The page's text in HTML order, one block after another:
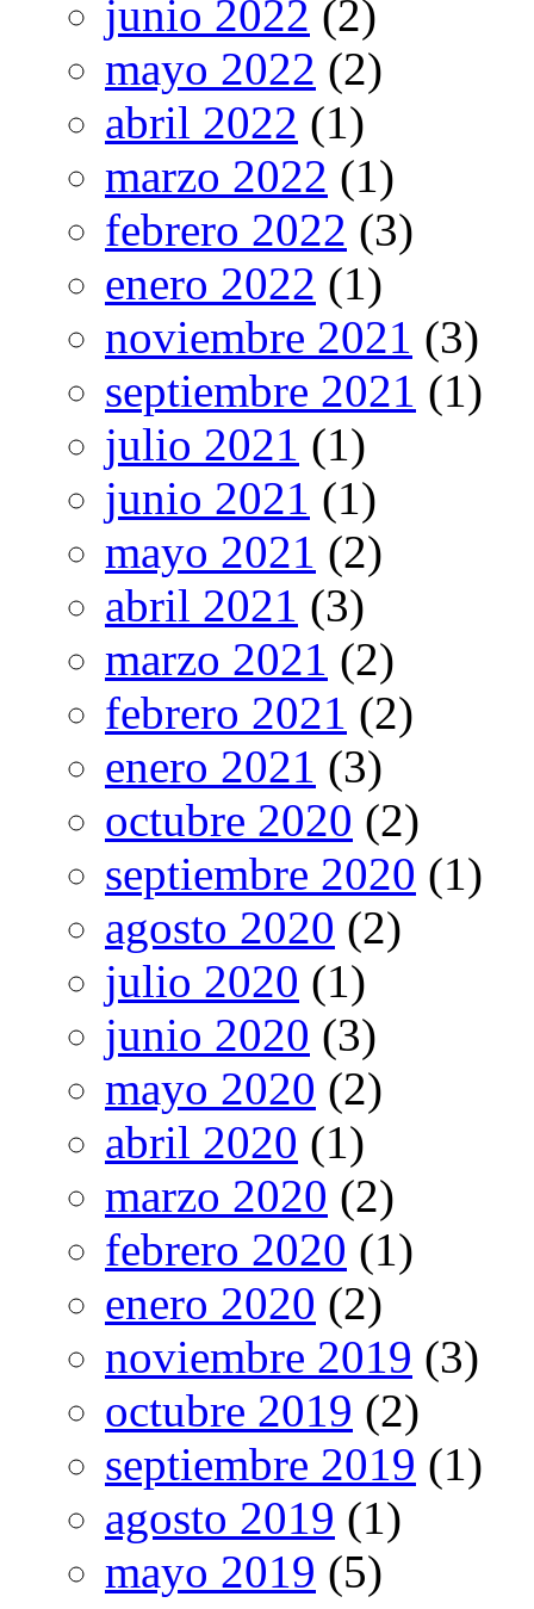
junio 2022 (2)
mayo 2022 (2)
abril 2022 (1)
marzo 2022 (1)
febrero 2022 (3)
enero 2022 (1)
noviembre 2021 (3)
septiembre 2021 (1)
julio 2021 (1)
junio 2021 (1)
mayo 2021 (2)
abril 2021 (3)
marzo 2021 (2)
febrero 2021 (2)
enero 2021 (3)
octubre 2020 (2)
septiembre 2020 (1)
agosto 2020 (2)
julio 2020 (1)
junio 2020 (3)
mayo 2020 (2)
abril 2020 (1)
marzo 2020 (2)
febrero 2020 (1)
enero 2020 (2)
noviembre 2019 (3)
octubre 2019 (2)
septiembre 2019 (1)
agosto 2019 (1)
mayo 2019 (5)